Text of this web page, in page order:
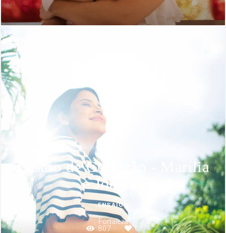
Ensaio de Gestação - Marília
e Jônatas
ENSAIOS
Fortaleza
807
0